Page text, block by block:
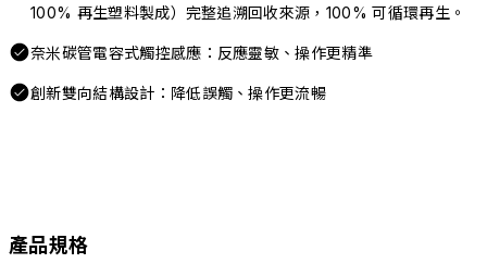
100% 再生塑料製成）完整追溯回收來源，100% 可循環再生。
奈米碳管電容式觸控感應：反應靈敏、操作更精準
創新雙向結構設計：降低誤觸、操作更流暢
產品規格